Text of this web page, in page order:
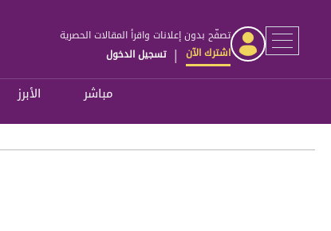
تصفّح بدون إعلانات واقرأ المقالات الحصرية
اشترك الآن | تسجيل الدخول
مباشر الأبرز